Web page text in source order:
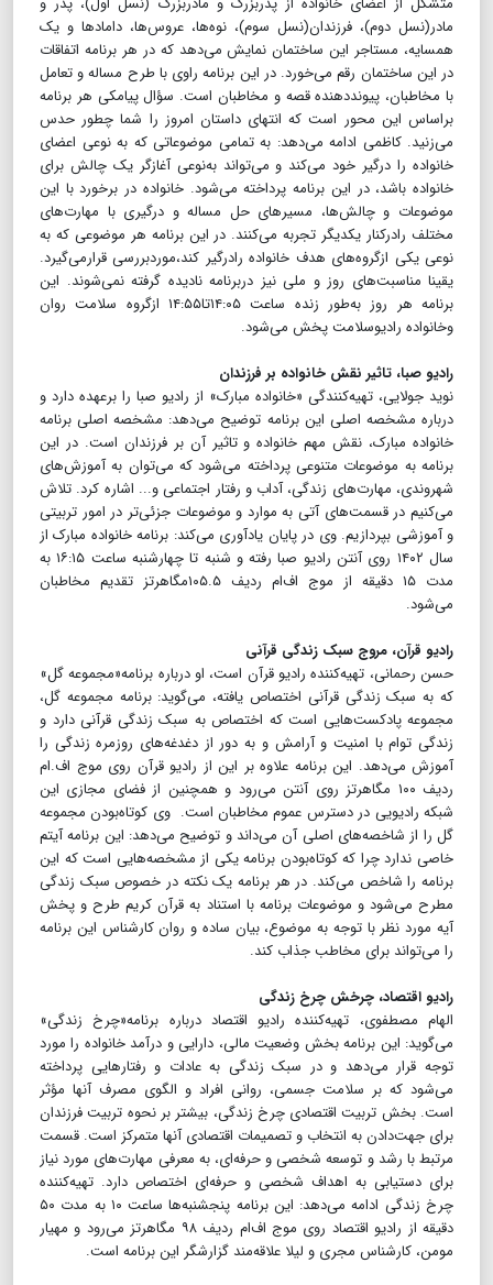
مادر(نسل دوم‌)، فرزندان(‌نسل سوم‌)، نوه‌ها، عروس‌ها، دامادها و یک
همسایه، مستاجر این ساختمان نمایش می‌دهد که در هر برنامه اتفاقات
در این ساختمان رقم می‌خورد. در این برنامه راوی با طرح مساله و تعامل
با مخاطبان، پیوند‌دهنده قصه و مخاطبان است. سؤال پیامکی هر برنامه
براساس این محور است که انتهای داستان امروز را شما چطور حدس
می‌زنید. کاظمی ادامه می‌دهد: به تمامی موضوعاتی که به نوعی اعضای
خانواده را درگیر خود می‌کند و می‌تواند به‌نوعی آغازگر یک چالش برای
خانواده باشد، در این برنامه پرداخته می‌شود. خانواده در برخورد با این
موضوعات و چالش‌ها، مسیر‌های حل مساله و درگیری با مهارت‌های
مختلف رادرکنار یکدیگر تجربه می‌کنند. در این برنامه هر موضوعی که به
نوعی یکی ازگروه‌های هدف خانواده رادرگیر کند،موردبررسی قرارمی‌گیرد.
یقینا مناسبت‌های روز و ملی نیز دربرنامه نادیده گرفته نمی‌شوند. این
برنامه هر روز به‌طور زنده ساعت ۱۴:۰۵تا۱۴:۵۵ ازگروه سلامت روان
وخانواده رادیوسلامت پخش‌ می‌شود.
رادیو صبا، تاثیر نقش خانواده بر فرزندان
نوید جولایی، تهیه‌کنندگی «خانواده مبارک» از رادیو صبا را بر‌عهده دارد و
درباره مشخصه اصلی این برنامه توضیح می‌دهد: مشخصه اصلی برنامه
خانواده مبارک، نقش مهم خانواده و تاثیر آن بر فرزندان است. در این
برنامه به موضوعات متنوعی پرداخته می‌شود که می‌توان به آموزش‌های
شهروندی، مهارت‌های زندگی، آداب و رفتار اجتماعی و... اشاره کرد. تلاش
می‌کنیم در قسمت‌های آتی به موارد و موضوعات جزئی‌تر در امور تربیتی
و آموزشی بپردازیم. وی در پایان یادآوری می‌کند: برنامه خانواده مبارک از
سال ۱۴۰۲ روی آنتن رادیو صبا رفته و شنبه تا چهارشنبه ساعت ۱۶:۱۵ به
مدت ۱۵ دقیقه از موج اف‌ام ردیف ۱۰۵.۵مگاهرتز تقدیم مخاطبان
می‌شود.
رادیو قرآن، مروج سبک زندگی قرآنی
حسن رحمانی، تهیه‌کننده رادیو قرآن است، او درباره برنامه«مجموعه گل»
که به سبک زندگی قرآنی اختصاص یافته، می‌گوید: برنامه مجموعه گل،
مجموعه پادکست‌هایی است که اختصاص به سبک زندگی قرآنی دارد و
زندگی توام با امنیت و آرامش و به دور از دغدغه‌های روزمره زندگی را
آموزش می‌دهد. این برنامه علاوه بر این از رادیو قرآن روی موج اف.‌ام
ردیف ۱۰۰ مگاهرتز روی آنتن می‌رود و همچنین از فضای مجازی این
شبکه رادیویی در دسترس عموم مخاطبان است. وی کوتاه‌بودن مجموعه
گل را از شاخصه‌های اصلی آن می‌داند و توضیح می‌دهد: این برنامه آیتم
خاصی ندارد چرا که کوتاه‌بودن برنامه یکی از مشخصه‌هایی است که این
برنامه را شاخص می‌کند. در هر برنامه یک نکته در خصوص سبک زندگی
مطرح می‌شود و موضوعات برنامه با استناد به قرآن کریم طرح و پخش
آیه مورد نظر با توجه به موضوع، بیان ساده و روان کارشناس این برنامه
را می‌تواند برای مخاطب جذاب کند.
رادیو اقتصاد، چرخش چرخ زندگی
الهام مصطفوی، تهیه‌کننده رادیو اقتصاد درباره برنامه«چرخ زندگی»
می‌گوید: این برنامه بخش وضعیت مالی، دارایی و درآمد خانواده را مورد
توجه قرار می‌دهد و در سبک زندگی به عادات و رفتارهایی پرداخته
می‌شود که بر سلامت جسمی، روانی افراد و الگوی مصرف آنها مؤثر
است. بخش تربیت اقتصادی چرخ زندگی، بیشتر بر نحوه تربیت فرزندان
برای جهت‌دادن به انتخاب و تصمیمات اقتصادی آنها متمرکز است. قسمت
مرتبط با رشد و توسعه شخصی و حرفه‌ای، به معرفی مهارت‌های مورد نیاز
برای دستیابی به اهداف شخصی و حرفه‌ای اختصاص دارد. تهیه‌کننده
چرخ زندگی ادامه می‌دهد: این برنامه پنجشنبه‌ها ساعت ۱۰ به مدت ۵۰
دقیقه از رادیو اقتصاد روی موج اف‌ام ردیف ۹۸ مگاهرتز می‌رود و مهیار
مومن، کارشناس مجری و لیلا علاقه‌مند گزارشگر این برنامه است.